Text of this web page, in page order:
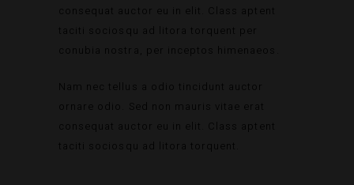
consequat auctor eu in elit. Class aptent
taciti sociosqu ad litora torquent per
conubia nostra, per inceptos himenaeos.
Nam nec tellus a odio tincidunt auctor
ornare odio. Sed non mauris vitae erat
consequat auctor eu in elit. Class aptent
taciti sociosqu ad litora torquent.